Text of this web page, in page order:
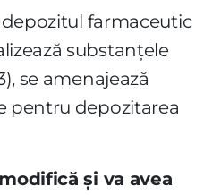
depozitul farmaceutic
substanţele
se amenajează
pentru depozitarea
şi va avea